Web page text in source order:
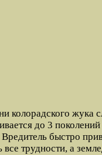
колорадского жука
до 3
быстро
трудности, а